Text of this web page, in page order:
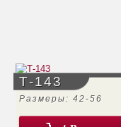
Т-143
Размеры: 42-56